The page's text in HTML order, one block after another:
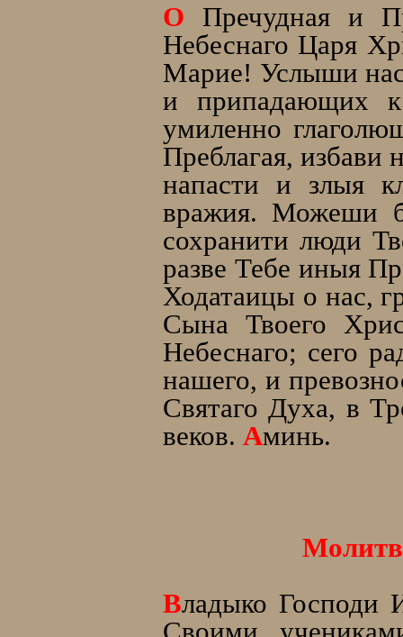
О Пречудная и
Небеснаго Царя
Марие! Услыши
и припадающих
умиленно
Преблагая, избави
напасти и злыя
вражия. Можеши
сохранити люди
разве Тебе иныя
Ходатаицы о нас,
Сына Твоего
Небеснаго; сего
нашего, и
Святаго Духа, в
веков. Аминь.
Владыко Господи